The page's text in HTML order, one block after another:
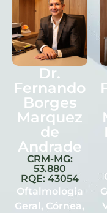
Dr.
Fernando
Borges
Marquez
de
Andrade
CRM-MG:
53.880
RQE: 43054
Oftalmologia
Geral, Córnea,